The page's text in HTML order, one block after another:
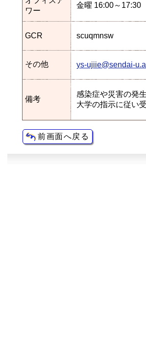
ワー
金曜 16:00～17:30
GCR scuqmnsw
その他 ys-ujiie@sendai-
備考
感染症や災害の発
大学の指示に従い